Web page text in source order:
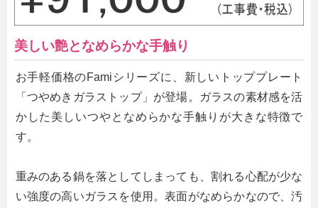
美しい艶となめらかな手触り
お手軽価格のFamiシリーズに、新しいトッププレート
「つやめきガラストップ」が登場。ガラスの素材感を活
かした美しいつやとなめらかな手触りが大きな特徴で
す。
重みのある鍋を落としてしまっても、割れる心配が少な
い強度の高いガラスを使用。表面がなめらかなので、汚